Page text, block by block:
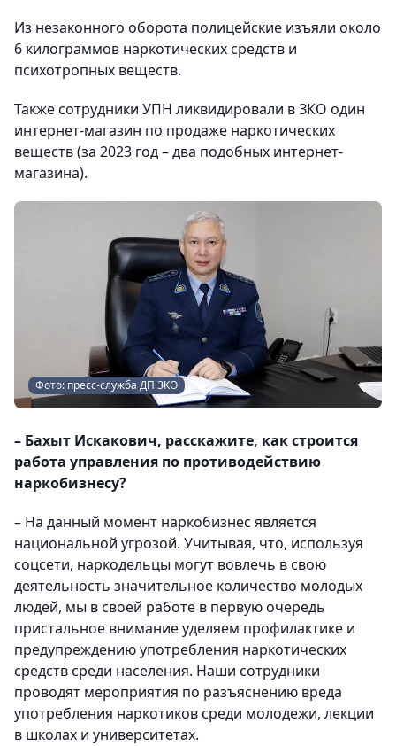
Из незаконного оборота полицейские изъяли около
6 килограммов наркотических средств и
психотропных веществ.
Также сотрудники УПН ликвидировали в ЗКО один
интернет-магазин по продаже наркотических
веществ (за 2023 год – два подобных интернет-
магазина).
Фото: пресс-служба ДП ЗКО
– Бахыт Искакович, расскажите, как строится
работа управления по противодействию
наркобизнесу?
– На данный момент наркобизнес является
национальной угрозой. Учитывая, что, используя
соцсети, наркодельцы могут вовлечь в свою
деятельность значительное количество молодых
людей, мы в своей работе в первую очередь
пристальное внимание уделяем профилактике и
предупреждению употребления наркотических
средств среди населения. Наши сотрудники
проводят мероприятия по разъяснению вреда
употребления наркотиков среди молодежи, лекции
в школах и университетах.